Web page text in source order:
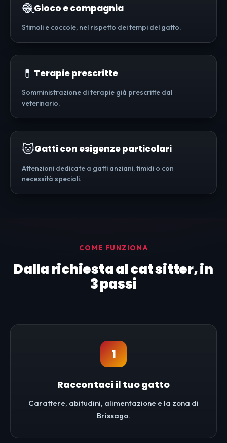
🧶Gioco e compagnia
Stimoli e coccole, nel rispetto dei tempi del gatto.
💊 Terapie prescritte
Somministrazione di terapie già prescritte dal
veterinario.
🐱Gatti con esigenze particolari
Attenzioni dedicate a gatti anziani, timidi o con
necessità speciali.
COME FUNZIONA
Dalla richiesta al cat sitter, in
3 passi
1
Raccontaci il tuo gatto
Carattere, abitudini, alimentazione e la zona di
Brissago.